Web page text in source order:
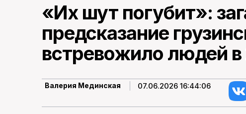
«Их шут погубит»:
предсказание
встревожило людей
Валерия Мединская 07.06.2026 16:44:06